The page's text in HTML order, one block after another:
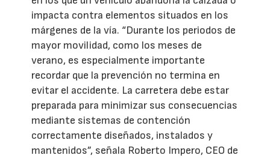
impacta contra elementos situados en los
márgenes de la vía. “Durante los periodos de
mayor movilidad, como los meses de
verano, es especialmente importante
recordar que la prevención no termina en
evitar el accidente. La carretera debe estar
preparada para minimizar sus consecuencias
mediante sistemas de contención
correctamente diseñados, instalados y
mantenidos”, señala Roberto Impero, CEO de